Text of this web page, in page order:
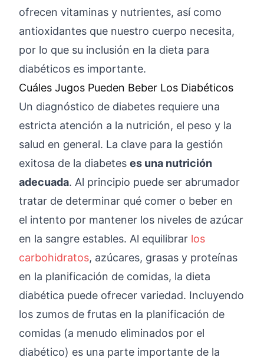
ofrecen vitaminas y nutrientes, así como
antioxidantes que nuestro cuerpo necesita,
por lo que su inclusión en la dieta para
diabéticos es importante.
Cuáles Jugos Pueden Beber Los Diabéticos
Un diagnóstico de diabetes requiere una
estricta atención a la nutrición, el peso y la
salud en general. La clave para la gestión
exitosa de la diabetes es una nutrición
adecuada. Al principio puede ser abrumador
tratar de determinar qué comer o beber en
el intento por mantener los niveles de azúcar
en la sangre estables. Al equilibrar los
carbohidratos, azúcares, grasas y proteínas
en la planificación de comidas, la dieta
diabética puede ofrecer variedad. Incluyendo
los zumos de frutas en la planificación de
comidas (a menudo eliminados por el
diabético) es una parte importante de la